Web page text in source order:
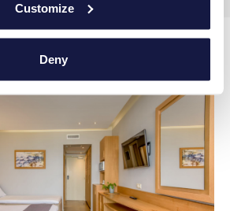
Customize
Deny